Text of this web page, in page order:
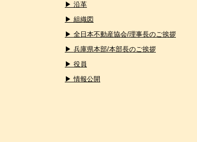
▶ 沿革
▶ 組織図
▶ 全日本不動産協会/理事長のご挨拶
▶ 兵庫県本部/本部長のご挨拶
▶ 役員
▶ 情報公開